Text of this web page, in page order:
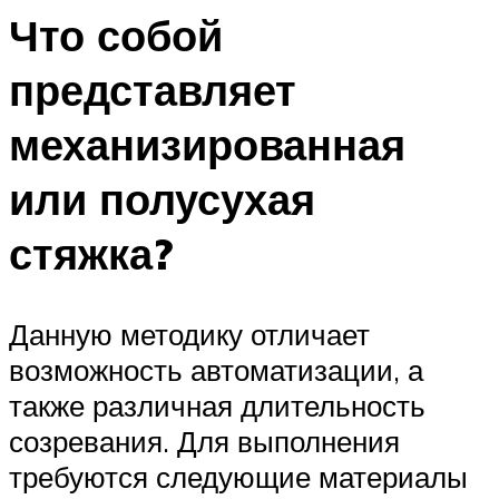
Что собой
представляет
механизированная
или полусухая
стяжка?
Данную методику отличает
возможность автоматизации, а
также различная длительность
созревания. Для выполнения
требуются следующие материалы